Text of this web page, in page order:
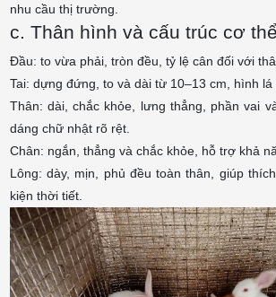
nhu cầu thị trường.
c. Thân hình và cấu trúc cơ thể
Đầu: to vừa phải, tròn đều, tỷ lệ cân đối với
Tai: dựng đứng, to và dài từ 10–13 cm, hình lá
Thân: dài, chắc khỏe, lưng thẳng, phần vai
dáng chữ nhật rõ rệt.
Chân: ngắn, thẳng và chắc khỏe, hỗ trợ khả
Lông: dày, mịn, phủ đều toàn thân, giúp
kiện thời tiết.